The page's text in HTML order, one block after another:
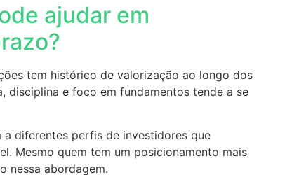
ajudar em
tem histórico de valorização ao longo dos
disciplina e foco em fundamentos tende a se
diferentes perfis de investidores que
Mesmo quem tem um posicionamento mais
nessa abordagem.